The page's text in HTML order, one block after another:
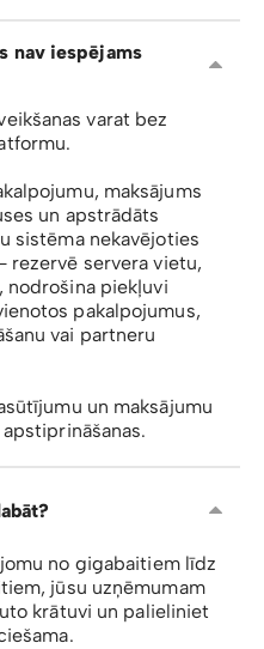
nav iespējams
varat bez
maksājums
un apstrādāts
sistēma nekavējoties
servera vietu,
nodrošina piekļuvi
pakalpojumus,
vai partneru
un maksājumu
no gigabaitiem līdz
jūsu uzņēmumam
krātuvi un palieliniet